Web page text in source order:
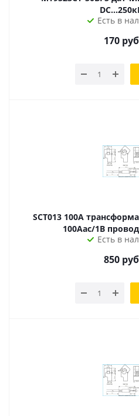
Есть в
170
SCT013 100A трансформатор тока разъемный:
100Aac/
Есть в
850